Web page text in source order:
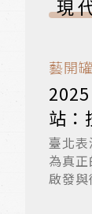
現
藝開
站：
睿耘
臺北
為真
啟發